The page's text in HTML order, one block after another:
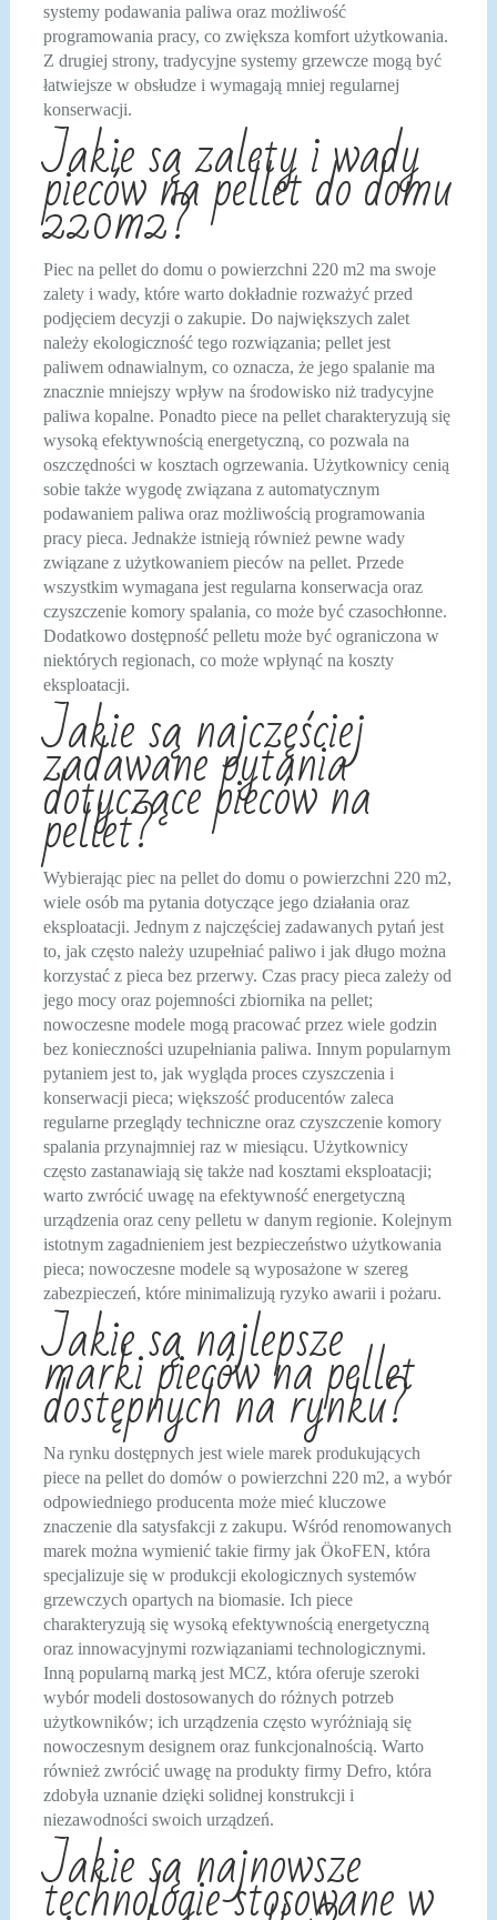
systemy podawania paliwa oraz możliwość
programowania pracy, co zwiększa komfort użytkowania.
Z drugiej strony, tradycyjne systemy grzewcze mogą być
łatwiejsze w obsłudze i wymagają mniej regularnej
konserwacji.
Jakie są zalety i wady
pieców na pellet do domu
220m2?
Piec na pellet do domu o powierzchni 220 m2 ma swoje
zalety i wady, które warto dokładnie rozważyć przed
podjęciem decyzji o zakupie. Do największych zalet
należy ekologiczność tego rozwiązania; pellet jest
paliwem odnawialnym, co oznacza, że jego spalanie ma
znacznie mniejszy wpływ na środowisko niż tradycyjne
paliwa kopalne. Ponadto piece na pellet charakteryzują się
wysoką efektywnością energetyczną, co pozwala na
oszczędności w kosztach ogrzewania. Użytkownicy cenią
sobie także wygodę związana z automatycznym
podawaniem paliwa oraz możliwością programowania
pracy pieca. Jednakże istnieją również pewne wady
związane z użytkowaniem pieców na pellet. Przede
wszystkim wymagana jest regularna konserwacja oraz
czyszczenie komory spalania, co może być czasochłonne.
Dodatkowo dostępność pelletu może być ograniczona w
niektórych regionach, co może wpłynąć na koszty
eksploatacji.
Jakie są najczęściej
zadawane pytania
dotyczące pieców na
pellet?
Wybierając piec na pellet do domu o powierzchni 220 m2,
wiele osób ma pytania dotyczące jego działania oraz
eksploatacji. Jednym z najczęściej zadawanych pytań jest
to, jak często należy uzupełniać paliwo i jak długo można
korzystać z pieca bez przerwy. Czas pracy pieca zależy od
jego mocy oraz pojemności zbiornika na pellet;
nowoczesne modele mogą pracować przez wiele godzin
bez konieczności uzupełniania paliwa. Innym popularnym
pytaniem jest to, jak wygląda proces czyszczenia i
konserwacji pieca; większość producentów zaleca
regularne przeglądy techniczne oraz czyszczenie komory
spalania przynajmniej raz w miesiącu. Użytkownicy
często zastanawiają się także nad kosztami eksploatacji;
warto zwrócić uwagę na efektywność energetyczną
urządzenia oraz ceny pelletu w danym regionie. Kolejnym
istotnym zagadnieniem jest bezpieczeństwo użytkowania
pieca; nowoczesne modele są wyposażone w szereg
zabezpieczeń, które minimalizują ryzyko awarii i pożaru.
Jakie są najlepsze
marki pieców na pellet
dostępnych na rynku?
Na rynku dostępnych jest wiele marek produkujących
piece na pellet do domów o powierzchni 220 m2, a wybór
odpowiedniego producenta może mieć kluczowe
znaczenie dla satysfakcji z zakupu. Wśród renomowanych
marek można wymienić takie firmy jak ÖkoFEN, która
specjalizuje się w produkcji ekologicznych systemów
grzewczych opartych na biomasie. Ich piece
charakteryzują się wysoką efektywnością energetyczną
oraz innowacyjnymi rozwiązaniami technologicznymi.
Inną popularną marką jest MCZ, która oferuje szeroki
wybór modeli dostosowanych do różnych potrzeb
użytkowników; ich urządzenia często wyróżniają się
nowoczesnym designem oraz funkcjonalnością. Warto
również zwrócić uwagę na produkty firmy Defro, która
zdobyła uznanie dzięki solidnej konstrukcji i
niezawodności swoich urządzeń.
Jakie są najnowsze
technologie stosowane w